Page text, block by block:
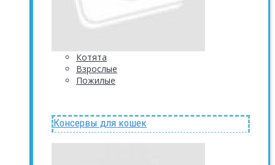
Котята
Взрослые
Пожилые
Консервы для кошек